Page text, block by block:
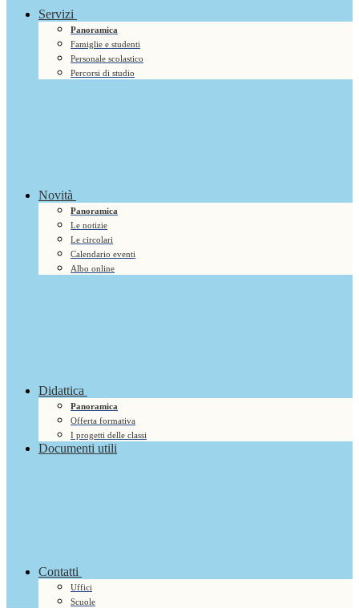
Servizi
Panoramica
Famiglie e studenti
Personale scolastico
Percorsi di studio
Novità
Panoramica
Le notizie
Le circolari
Calendario eventi
Albo online
Didattica
Panoramica
Offerta formativa
I progetti delle classi
Documenti utili
Contatti
Uffici
Scuole